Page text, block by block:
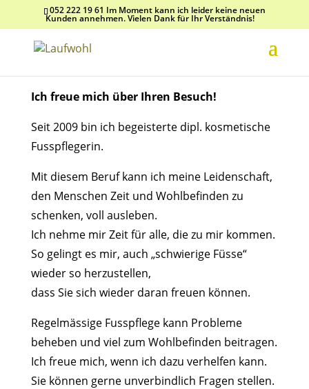
052 222 19 61 Im Moment kann ich leider keine neuen
Kunden annehmen. Vielen Dank für Ihr Verständnis!
Ich freue mich über Ihren Besuch!
Seit 2009 bin ich begeisterte dipl. kosmetische
Fusspflegerin.
Mit diesem Beruf kann ich meine Leidenschaft,
den Menschen Zeit und Wohlbefinden zu
schenken, voll ausleben.
Ich nehme mir Zeit für alle, die zu mir kommen.
So gelingt es mir, auch „schwierige Füsse“
wieder so herzustellen,
dass Sie sich wieder daran freuen können.
Regelmässige Fusspflege kann Probleme
beheben und viel zum Wohlbefinden beitragen.
Ich freue mich, wenn ich dazu verhelfen kann.
Sie können gerne unverbindlich Fragen stellen.